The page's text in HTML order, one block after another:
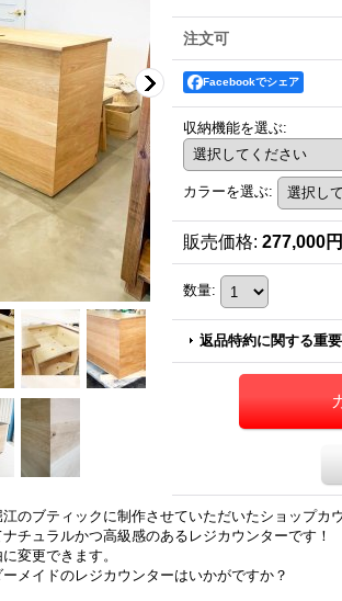
注文可
Facebookでシェア
収納機能を選ぶ:
カラーを選ぶ:
販売価格: 277,000円
数量:
返品特約に関する重
のブティックに制作させていただいたショップカ
チュラルかつ高級感のあるレジカウンターです！
変更できます。
メイドのレジカウンターはいかがですか？